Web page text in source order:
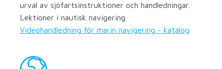
urval av sjöfartsinstruktioner och handledningar.
Lektioner i nautisk navigering
Videohandledning för marin navigering - katalog